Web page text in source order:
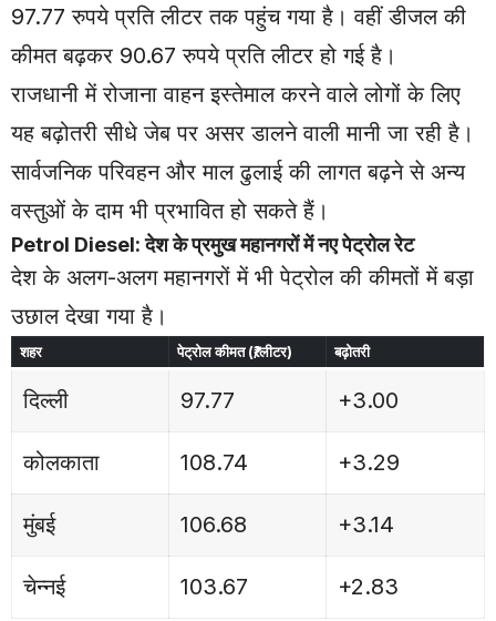
97.77 रुपये प्रति लीटर तक पहुंच गया है। वहीं डीजल की
कीमत बढ़कर 90.67 रुपये प्रति लीटर हो गई है।
राजधानी में रोजाना वाहन इस्तेमाल करने वाले लोगों के लिए
यह बढ़ोतरी सीधे जेब पर असर डालने वाली मानी जा रही है।
सार्वजनिक परिवहन और माल ढुलाई की लागत बढ़ने से अन्य
वस्तुओं के दाम भी प्रभावित हो सकते हैं।
Petrol Diesel: देश के प्रमुख महानगरों में नए पेट्रोल रेट
देश के अलग-अलग महानगरों में भी पेट्रोल की कीमतों में बड़ा
उछाल देखा गया है।
शहर पेट्रोल कीमत (₹/लीटर) बढ़ोतरी
दिल्ली 97.77 +3.00
कोलकाता 108.74 +3.29
मुंबई 106.68 +3.14
चेन्नई 103.67
+2.83